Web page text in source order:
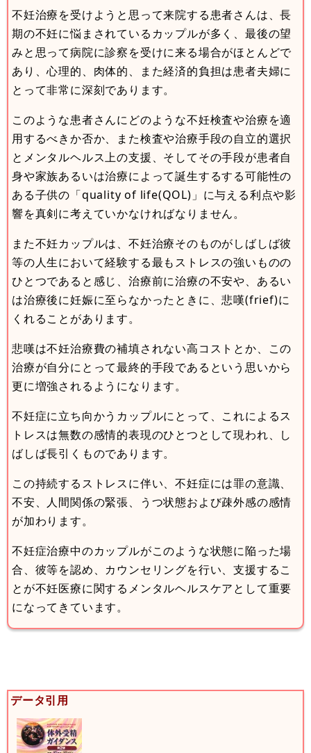
不妊治療を受けようと思って来院する患者さんは、長
期の不妊に悩まされているカップルが多く、最後の望
みと思って病院に診察を受けに来る場合がほとんどで
あり、心理的、肉体的、また経済的負担は患者夫婦に
とって非常に深刻であります。
このような患者さんにどのような不妊検査や治療を適
用するべきか否か、また検査や治療手段の自立的選択
とメンタルヘルス上の支援、そしてその手段が患者自
身や家族あるいは治療によって誕生するする可能性の
ある子供の「quality of life(QOL)」に与える利点や影
響を真剣に考えていかなければなりません。
また不妊カップルは、不妊治療そのものがしばしば彼
等の人生において経験する最もストレスの強いものの
ひとつであると感じ、治療前に治療の不安や、あるい
は治療後に妊娠に至らなかったときに、悲嘆(frief)に
くれることがあります。
悲嘆は不妊治療費の補填されない高コストとか、この
治療が自分にとって最終的手段であるという思いから
更に増強されるようになります。
不妊症に立ち向かうカップルにとって、これによるス
トレスは無数の感情的表現のひとつとして現われ、し
ばしば長引くものであります。
この持続するストレスに伴い、不妊症には罪の意識、
不安、人間関係の緊張、うつ状態および疎外感の感情
が加わります。
不妊症治療中のカップルがこのような状態に陥った場
合、彼等を認め、カウンセリングを行い、支援するこ
とが不妊医療に関するメンタルヘルスケアとして重要
になってきています。
データ引用